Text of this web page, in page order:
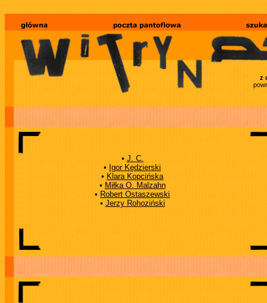
z
• J. C.
• Igor Kędzierski
• Klara Kopcińska
• Miłka O. Malzahn
• Robert Ostaszewski
• Jerzy Rohoziński